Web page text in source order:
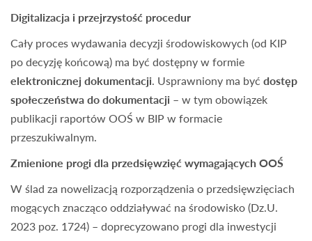
Digitalizacja i przejrzystość procedur
Cały proces wydawania decyzji środowiskowych (od KIP
po decyzję końcową) ma być dostępny w formie
elektronicznej dokumentacji. Usprawniony ma być dostęp
społeczeństwa do dokumentacji – w tym obowiązek
publikacji raportów OOŚ w BIP w formacie
przeszukiwalnym.
Zmienione progi dla przedsięwzięć wymagających OOŚ
W ślad za nowelizacją rozporządzenia o przedsięwzięciach
mogących znacząco oddziaływać na środowisko (Dz.U.
2023 poz. 1724) – doprecyzowano progi dla inwestycji